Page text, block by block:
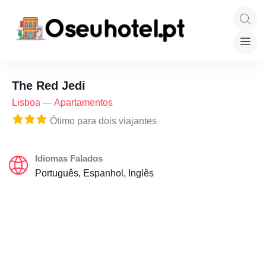
The Red Jedi
Lisboa —Apartamentos
Ótimo para dois viajantes
Idiomas Falados
Português, Espanhol, Inglês